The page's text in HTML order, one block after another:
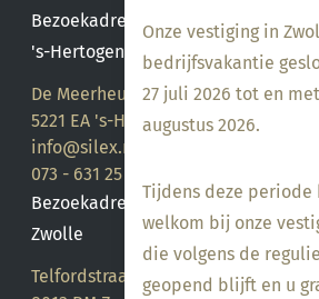
Onze vestiging in
bedrijfsvakantie
27 juli 2026 tot en
augustus 2026.
Tijdens deze periode
welkom bij onze
die volgens de
geopend blijft en u
Bezoekadres
's-Hertogenbosch
De Meerheuvel 21
5221 EA 's-Hertogenbosch
info@silex.nl
073 - 631 25 28
Bezoekadres
Zwolle
Telfordstraat 14